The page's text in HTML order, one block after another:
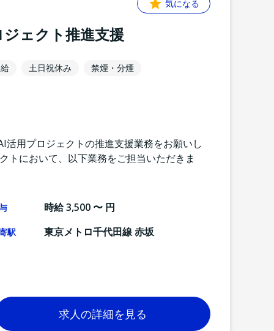
気になる
ェクト推進支援
土日祝休み 禁煙・分煙
用プロジェクトの推進支援業務をお願いし
トにおいて、以下業務をご担当いただきま
時給 3,500 〜 円
駅 東京メトロ千代田線 赤坂
求人の詳細を見る